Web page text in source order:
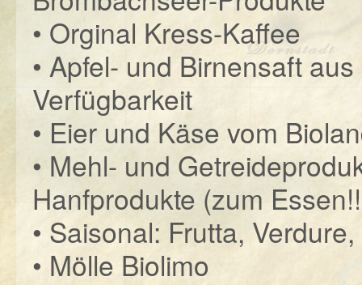
• Orginal Kress-Kaffee
• Apfel- und Birnensaft
Verfügbarkeit
• Eier und Käse vom
• Mehl- und
Hanfprodukte (zum
• Saisonal: Frutta,
• Mölle Biolimo